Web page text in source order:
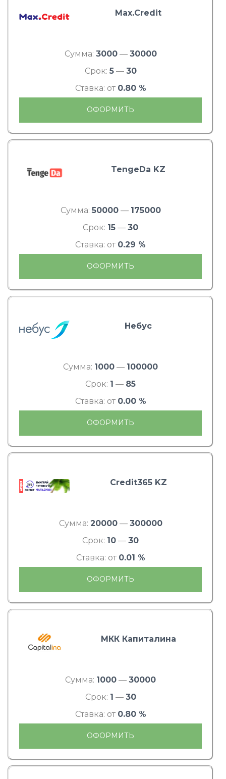
Max.Credit
Сумма: 3000— 30000
Срок: 5— 30
Ставка: от 0.80 %
ОФОРМИТЬ
TengeDa KZ
Сумма: 50000— 175000
Срок: 15 — 30
Ставка: от 0.29 %
ОФОРМИТЬ
Небус
Сумма: 1000 — 100000
Срок: 1 — 85
Ставка: от 0.00 %
ОФОРМИТЬ
Credit365 KZ
Сумма: 20000— 300000
Срок: 10 — 30
Ставка: от 0.01 %
ОФОРМИТЬ
МКК Капиталина
Сумма: 1000 — 30000
Срок: 1 — 30
Ставка: от 0.80 %
ОФОРМИТЬ